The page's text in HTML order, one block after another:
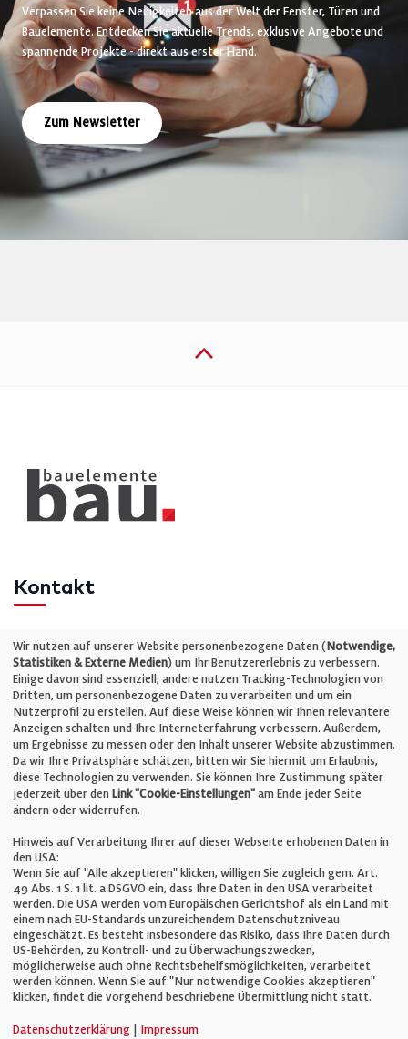
Verpassen Sie keine Neuigkeiten aus der Welt der Fenster, Türen und
Bauelemente. Entdecken Sie aktuelle Trends, exklusive Angebote und
spannende Projekte - direkt aus erster Hand.
Zum Newsletter
Kontakt
Telefon: +49 (0)711 2585563-0
E-Mail:info@bauelemente-bau.eu
Unternehmen
Impressum
Cookie-Einstellungen
AGB
© Verlag für Fachpublizistik GmbH
Wir nutzen auf unserer Website personenbezogene Daten (Notwendige,
Statistiken & Externe Medien) um Ihr Benutzererlebnis zu verbessern.
Einige davon sind essenziell, andere nutzen Tracking-Technologien von
Dritten, um personenbezogene Daten zu verarbeiten und um ein
Nutzerprofil zu erstellen. Auf diese Weise können wir Ihnen relevantere
Anzeigen schalten und Ihre Interneterfahrung verbessern. Außerdem,
um Ergebnisse zu messen oder den Inhalt unserer Website abzustimmen.
Da wir Ihre Privatsphäre schätzen, bitten wir Sie hiermit um Erlaubnis,
diese Technologien zu verwenden. Sie können Ihre Zustimmung später
jederzeit über den Link "Cookie-Einstellungen" am Ende jeder Seite
ändern oder widerrufen.
Hinweis auf Verarbeitung Ihrer auf dieser Webseite erhobenen Daten in
den USA:
Wenn Sie auf "Alle akzeptieren" klicken, willigen Sie zugleich gem. Art.
49 Abs. 1 S. 1 lit. a DSGVO ein, dass Ihre Daten in den USA verarbeitet
werden. Die USA werden vom Europäischen Gerichtshof als ein Land mit
einem nach EU-Standards unzureichendem Datenschutzniveau
eingeschätzt. Es besteht insbesondere das Risiko, dass Ihre Daten durch
US-Behörden, zu Kontroll- und zu Überwachungszwecken,
möglicherweise auch ohne Rechtsbehelfsmöglichkeiten, verarbeitet
werden können. Wenn Sie auf "Nur notwendige Cookies akzeptieren"
klicken, findet die vorgehend beschriebene Übermittlung nicht statt.
Datenschutzerklärung Impressum